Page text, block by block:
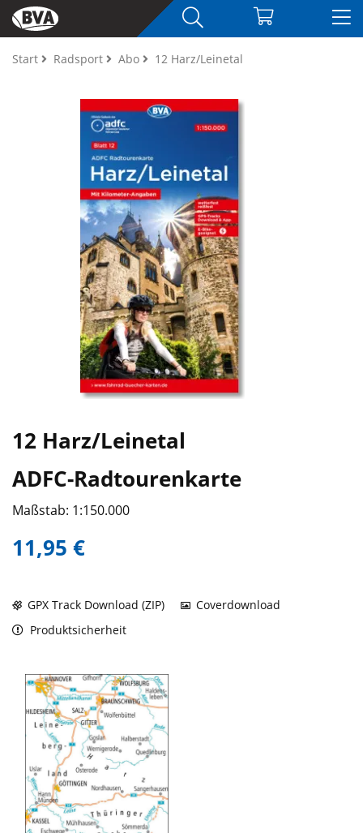
Start Radsport Abo 12 Harz/Leinetal
12 Harz/Leinetal
ADFC-Radtourenkarte
Maßstab: 1:150.000
11,95 €
GPX Track Download (ZIP)
Coverdownload
Produktsicherheit